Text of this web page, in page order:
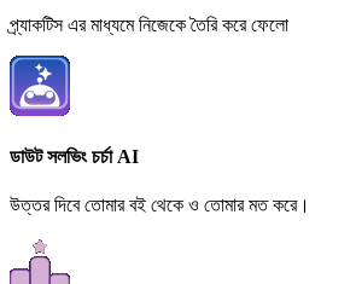
প্র্যাকটিস এর মাধ্যমে নিজেকে তৈরি করে ফেলো
ডাউট সলভিং চর্চা AI
উত্তর দিবে তোমার বই থেকে ও তোমার মত করে।